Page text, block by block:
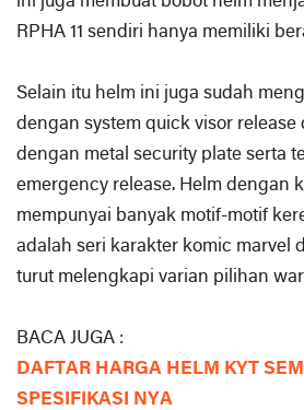
RPHA 11 sendiri hanya memiliki
Selain itu helm ini juga sudah
dengan system quick visor
dengan metal security plate serta
emergency release. Helm dengan
mempunyai banyak motif-motif
adalah seri karakter komic marvel
turut melengkapi varian pilihan
BACA JUGA :
DAFTAR HARGA HELM KYT
SPESIFIKASI NYA